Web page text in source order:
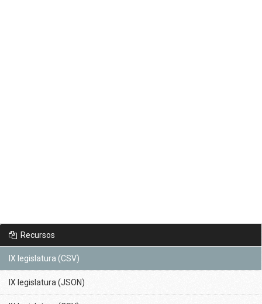
Recursos
IX legislatura (CSV)
IX legislatura (JSON)